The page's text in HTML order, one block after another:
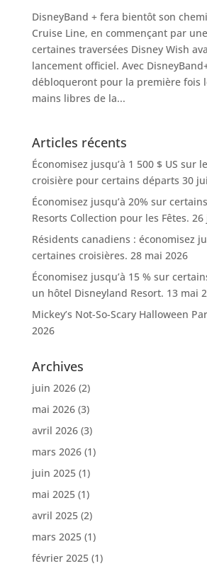
DisneyBand + fera bientôt son
Cruise Line, en commençant par
certaines traversées Disney Wish
lancement officiel. Avec
débloqueront pour la première fois
mains libres de la...
Articles récents
Économisez jusqu’à 1 500 $ US sur
croisière pour certains départs 30
Économisez jusqu’à 20% sur
Resorts Collection pour les Fêtes. 26
Résidents canadiens : économisez
certaines croisières. 28 mai 2026
Économisez jusqu’à 15 % sur
un hôtel Disneyland Resort. 13 mai
Mickey’s Not-So-Scary Halloween
2026
Archives
juin 2026(2)
mai 2026(3)
avril 2026(3)
mars 2026(1)
juin 2025(1)
mai 2025(1)
avril 2025(2)
mars 2025(1)
février 2025(1)